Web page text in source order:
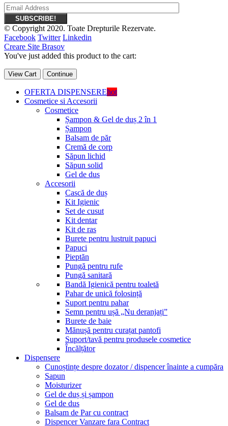
© Copyright 2020. Toate Drepturile Rezervate.
Facebook Twitter Linkedin
Creare Site Brasov
You've just added this product to the cart:
View Cart Continue
OFERTA DISPENSEREhot
Cosmetice si Accesorii
Cosmetice
Șampon & Gel de duș 2 în 1
Șampon
Balsam de păr
Cremă de corp
Săpun lichid
Săpun solid
Gel de dus
Accesorii
Cască de duș
Kit Igienic
Set de cusut
Kit dentar
Kit de ras
Burete pentru lustruit papuci
Papuci
Pieptăn
Pungă pentru rufe
Pungă sanitară
Bandă Igienică pentru toaletă
Pahar de unică folosință
Suport pentru pahar
Semn pentru ușă „Nu deranjați”
Burete de baie
Mănușă pentru curațat pantofi
Suport/tavă pentru produsele cosmetice
Încălțător
Dispensere
Cunoștințe despre dozator / dispencer înainte a cumpăra
Sapun
Moisturizer
Gel de duș și șampon
Gel de dus
Balsam de Par cu contract
Dispencer Vanzare fara Contract